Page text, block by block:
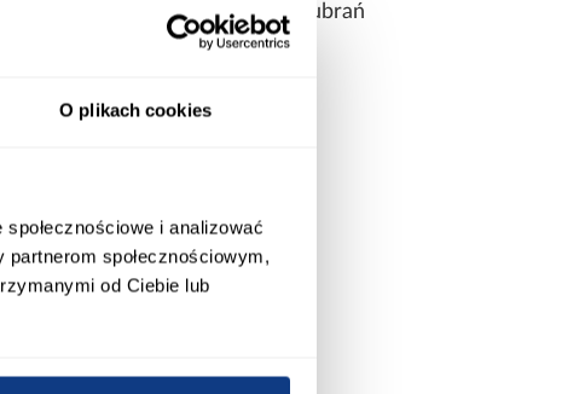
O plikach cookies
i analizować
społecznościowym,
od Ciebie lub
użytkowanie zarówno dla ubrań